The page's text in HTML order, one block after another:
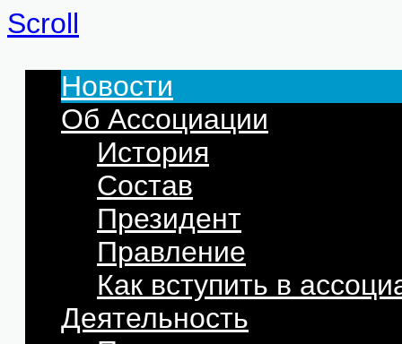
Scroll
Новости
Об Ассоциации
История
Состав
Президент
Правление
Как вступить в
Деятельность